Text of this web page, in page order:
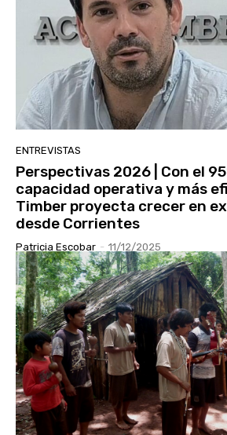
ENTREVISTAS
Perspectivas 2026 | Con el
capacidad operativa y más
Timber proyecta crecer en
desde Corrientes
Patricia Escobar - 11/12/2025